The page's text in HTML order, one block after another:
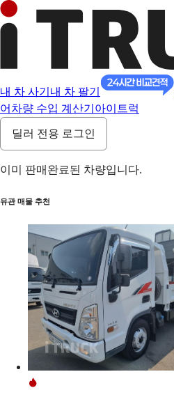
내 차 사기 내 차 팔기
어 차량 수입 계산기 아이트럭
딜러 전용 로그인
이미 판매완료된 차량입니다.
유관 매물 추천